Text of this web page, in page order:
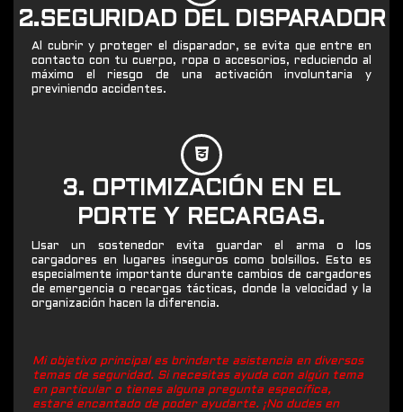
2.SEGURIDAD DEL DISPARADOR
Al cubrir y proteger el disparador, se evita que entre en
contacto con tu cuerpo, ropa o accesorios, reduciendo al
máximo el riesgo de una activación involuntaria y
previniendo accidentes.
3. OPTIMIZACIÓN EN EL
PORTE Y RECARGAS.
Usar un sostenedor evita guardar el arma o los
cargadores en lugares inseguros como bolsillos. Esto es
especialmente importante durante cambios de cargadores
de emergencia o recargas tácticas, donde la velocidad y la
organización hacen la diferencia.
Mi objetivo principal es brindarte asistencia en diversos
temas de seguridad. Si necesitas ayuda con algún tema
en particular o tienes alguna pregunta específica,
estaré encantado de poder ayudarte. ¡No dudes en